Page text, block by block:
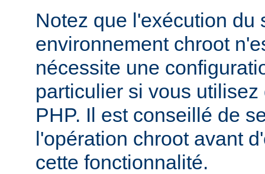
Notez que l'exécution du
environnement chroot
nécessite une
particulier si vous
PHP. Il est conseillé de
l'opération chroot avant
cette fonctionnalité.